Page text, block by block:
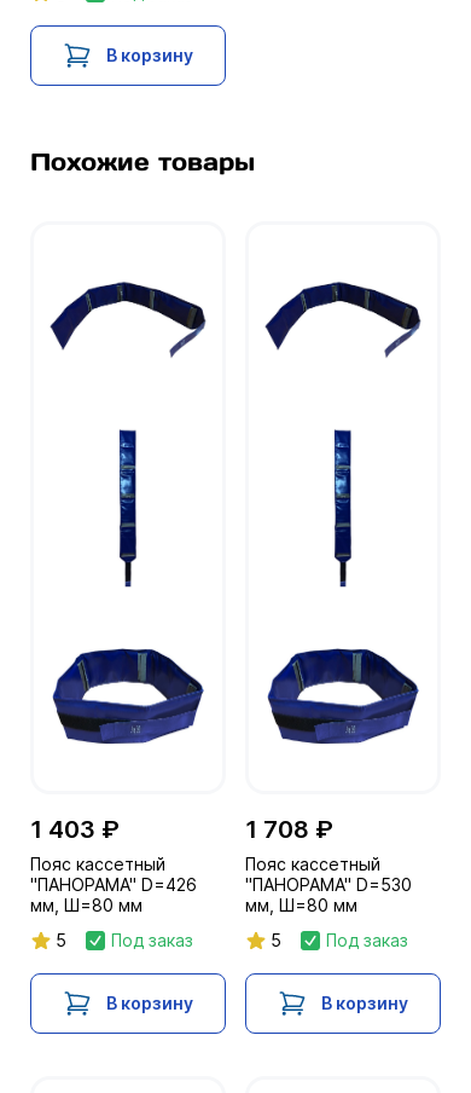
В корзину
Похожие товары
1 403 ₽
Пояс кассетный
"ПАНОРАМА" D=426
мм, Ш=80 мм
5
Под заказ
В корзину
1 708 ₽
Пояс кассетный
"ПАНОРАМА" D=530
мм, Ш=80 мм
5
Под заказ
В корзину